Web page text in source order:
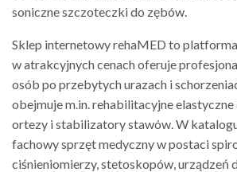
soniczne szczoteczki do zębów.
Sklep internetowy rehaMED to
w atrakcyjnych cenach oferuje
osób po przebytych urazach i
obejmuje m.in. rehabilitacyjne
ortezy i stabilizatory stawów. W
fachowy sprzęt medyczny w postaci
ciśnieniomierzy, stetoskopów, urządzeń